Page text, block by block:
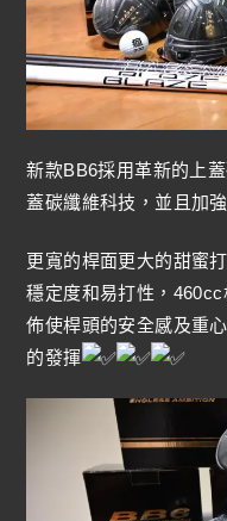
新款BB6採用革新的上
蓋碳纖維科技，並且加
更寬的桿面更大的甜蜜
穩定度和易打性，
佈使桿頭的安全感及重
的發揮